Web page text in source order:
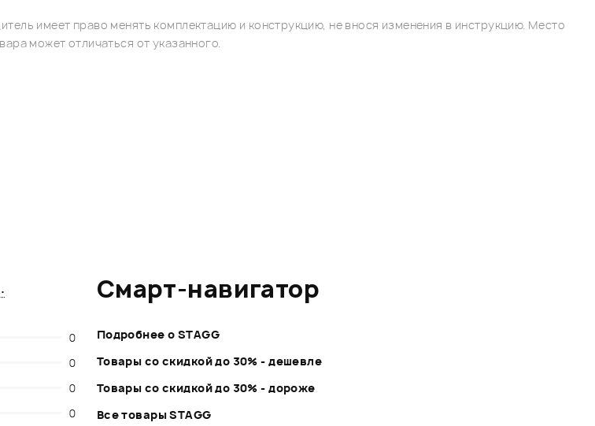
имеет право менять комплектацию и конструкцию, не внося изменения в инструкцию. Место
может отличаться от указанного.
.
0
0
0
0
Смарт-навигатор
Подробнее о STAGG
Товары со скидкой до 30% - дешевле
Товары со скидкой до 30% - дороже
Все товары STAGG